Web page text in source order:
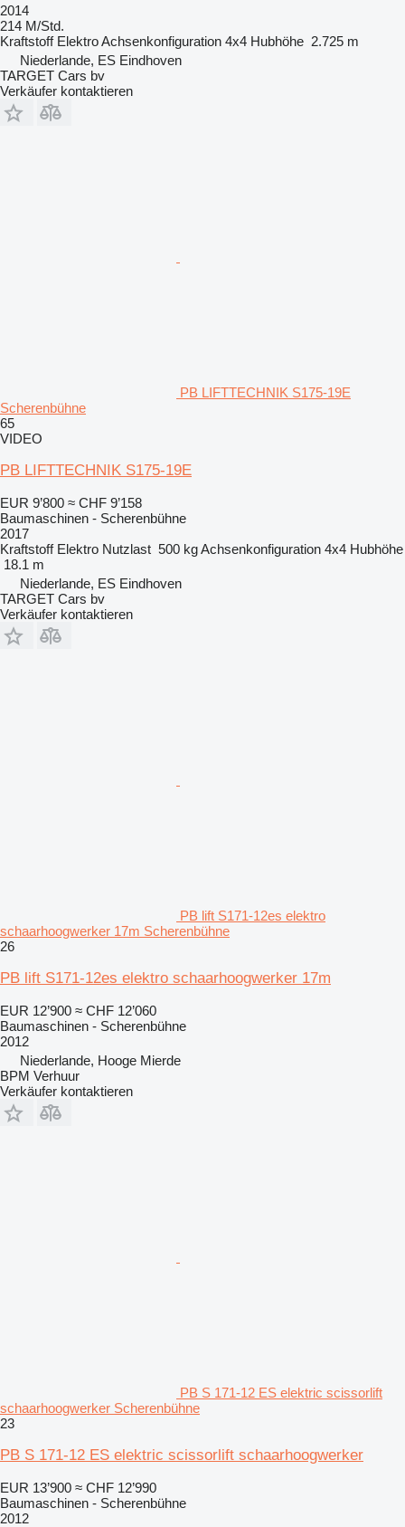
2014
214 M/Std.
Kraftstoff ElektroAchsenkonfiguration 4x4 Hubhöhe 2.725 m
Niederlande, ES Eindhoven
TARGET Cars bv
Verkäufer kontaktieren
PB LIFTTECHNIK S175-19E
Scherenbühne
65
VIDEO
PB LIFTTECHNIK S175-19E
EUR 9’800 ≈ CHF 9’158
Baumaschinen - Scherenbühne
2017
Kraftstoff Elektro Nutzlast 500 kgAchsenkonfiguration 4x4 Hubhöhe
18.1 m
Niederlande, ES Eindhoven
TARGET Cars bv
Verkäufer kontaktieren
PB lift S171-12es elektro
schaarhoogwerker 17m Scherenbühne
26
PB lift S171-12es elektro schaarhoogwerker 17m
EUR 12’900 ≈ CHF 12’060
Baumaschinen - Scherenbühne
2012
Niederlande, Hooge Mierde
BPM Verhuur
Verkäufer kontaktieren
PB S 171-12 ES elektric scissorlift
schaarhoogwerker Scherenbühne
23
PB S 171-12 ES elektric scissorlift schaarhoogwerker
EUR 13’900 ≈ CHF 12’990
Baumaschinen - Scherenbühne
2012